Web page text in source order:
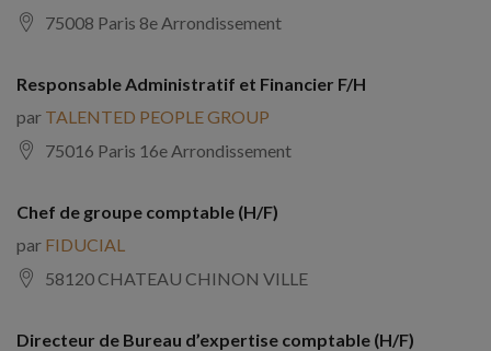
75008 Paris 8e Arrondissement
Responsable Administratif et Financier F/H
par TALENTED PEOPLE GROUP
75016 Paris 16e Arrondissement
Chef de groupe comptable (H/F)
par FIDUCIAL
58120 CHATEAU CHINON VILLE
Directeur de Bureau d’expertise comptable (H/F)